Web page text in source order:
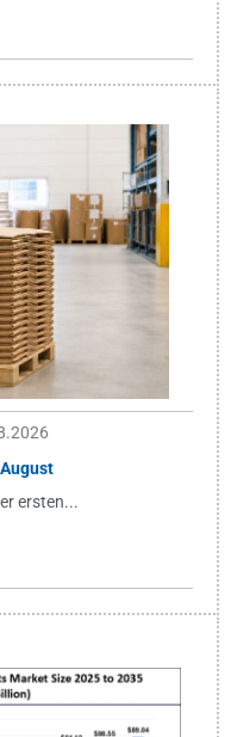
ersten...